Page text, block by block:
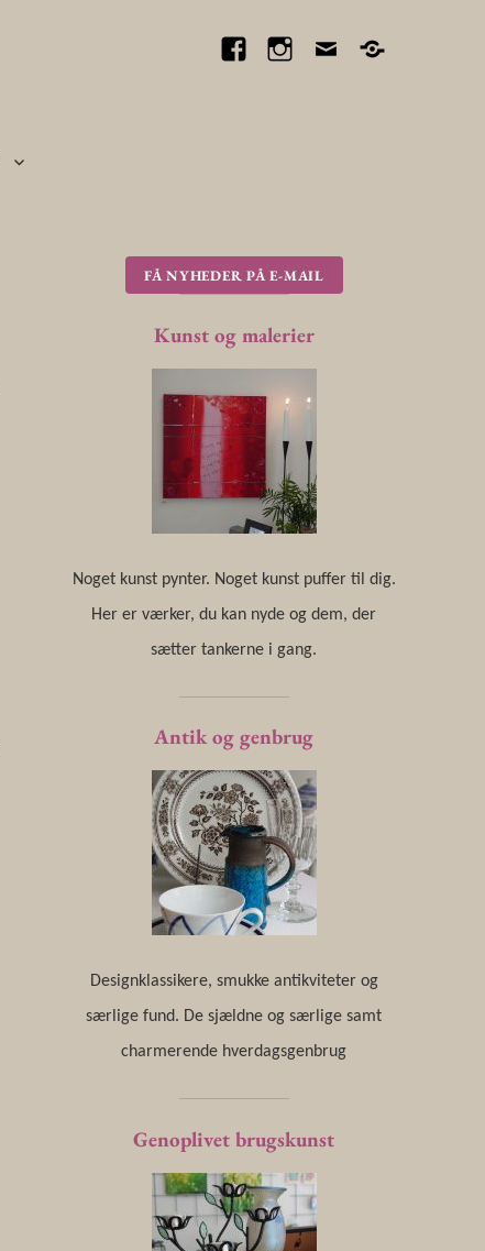
FacebookInstagram
FÅ NYHEDER PÅ E-MAIL
Kunst og malerier
Noget kunst pynter. Noget kunst puffer til dig.
Her er værker, du kan nyde og dem, der
sætter tankerne i gang.
Antik og genbrug
Designklassikere, smukke antikviteter og
særlige fund. De sjældne og særlige samt
charmerende hverdagsgenbrug
Genoplivet brugskunst